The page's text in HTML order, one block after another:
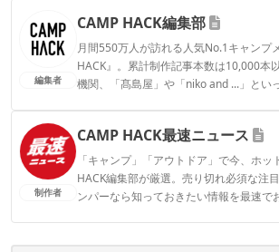
編集者
CAMP HACK編集部
月間550万人が訪れる人気No.1キャンプ
HACK』。累計制作記事本数は10,000本
機関、「髙島屋」や「niko and ...」とい
CAMP HACK編集部のプロフィール
制作者
CAMP HACK最速ニュース
「キャンプ」「アウトドア」で今、ホ
HACK編集部が厳選。売り切れ必須な注
ンパーなら知っておきたい情報を最速で
CAMP HACK最速ニュースのプロフィ